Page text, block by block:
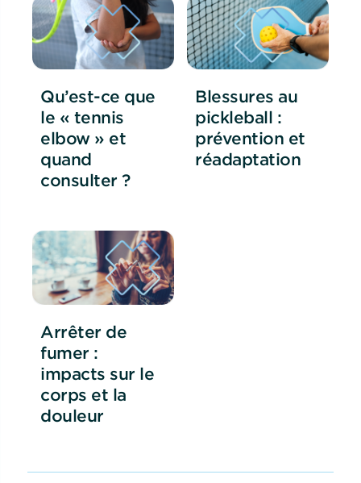
Qu’est-ce que
le « tennis
elbow » et
quand
consulter ?
Blessures au
pickleball :
prévention et
réadaptation
Arrêter de
fumer :
impacts sur le
corps et la
douleur